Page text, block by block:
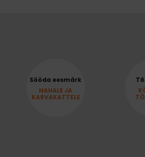
Sööda eesmärk
NAHALE JA
KARVAKATTELE